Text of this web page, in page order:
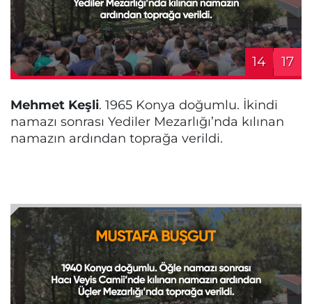
14 17
Mehmet Keşli. 1965 Konya doğumlu. İkindi
namazı sonrası Yediler Mezarlığı’nda kılınan
namazın ardından toprağa verildi.